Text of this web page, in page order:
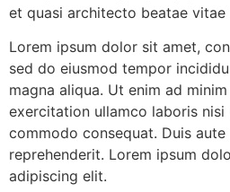
et quasi architecto beatae
Lorem ipsum dolor sit amet,
sed do eiusmod tempor
magna aliqua. Ut enim ad
exercitation ullamco laboris nisi
commodo consequat. Duis
reprehenderit. Lorem ipsum
adipiscing elit.